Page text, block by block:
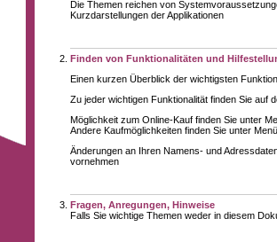
Die Themen reichen von
Kurzdarstellungen der Applikationen
Finden von Funktionalitäten und
Einen kurzen Überblick der wichtigsten
Zu jeder wichtigen Funktionalität finden Sie auf
Möglichkeit zum Online-Kauf finden Sie unter
Andere Kaufmöglichkeiten finden Sie unter
Änderungen an Ihren Namens- und
vornehmen
Fragen, Anregungen, Hinweise
Falls Sie wichtige Themen weder in diesem